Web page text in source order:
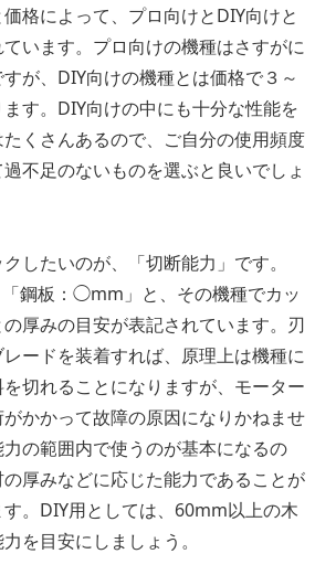
格によって、プロ向けとDIY向けと
います。プロ向けの機種はさすがに
が、DIY向けの機種とは価格で３～
す。DIY向けの中にも十分な性能を
くさんあるので、ご自分の使用頻度
不足のないものを選ぶと良いでしょ
したいのが、「切断能力」です。
鋼板：◯mm」と、その機種でカッ
の厚みの目安が表記されています。刃
ードを装着すれば、原理上は機種に
切れることになりますが、モーター
かかって故障の原因になりかねませ
の範囲内で使うのが基本になるの
厚みなどに応じた能力であることが
。DIY用としては、60mm以上の木
を目安にしましょう。